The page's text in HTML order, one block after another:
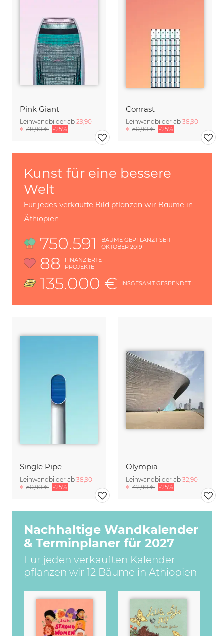
Pink Giant
Leinwandbilder ab 29,90
€ 38,90 € -25%
Conrast
Leinwandbilder ab 38,90
€ 50,90 € -25%
Single Pipe
Leinwandbilder ab 38,90
€ 50,90 € -25%
Olympia
Leinwandbilder ab 32,90
€ 42,90 € -25%
Nachhaltige Wandkalender
& Terminplaner für 2027
Für jeden verkauften Kalender
pflanzen wir 12 Bäume in Äthiopien
Kunst für eine bessere
Welt
Für jedes verkaufte Bild pflanzen wir Bäume in
Äthiopien
750.591
BÄUME GEPFLANZT SEIT
OKTOBER 2019
88
FINANZIERTE
PROJEKTE
135.000 € INSGESAMT GESPENDET